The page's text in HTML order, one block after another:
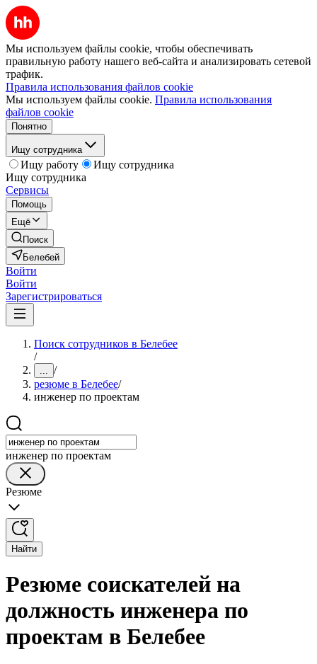
Мы используем файлы cookie, чтобы обеспечивать
правильную работу нашего веб-сайта и анализировать сетевой
трафик.
Правила использования файлов cookie
Мы используем файлы cookie. Правила использования
файлов cookie
Понятно
Ищу сотрудника
Ищу работу
Ищу сотрудника
Ищу сотрудника
Сервисы
Помощь
Ещё
Поиск
Белебей
Войти
Войти
Зарегистрироваться
Поиск сотрудников в Белебее
/
... /
резюме в Белебее/
инженер по проектам
инженер по проектам
Резюме
Найти
Резюме соискателей на
должность инженера по
проектам в Белебее